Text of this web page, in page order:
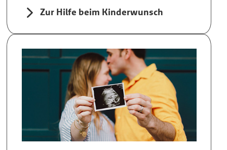
Zur Hilfe beim Kinderwunsch